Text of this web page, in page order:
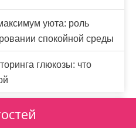
уюта: роль
спокойной среды
глюкозы: что